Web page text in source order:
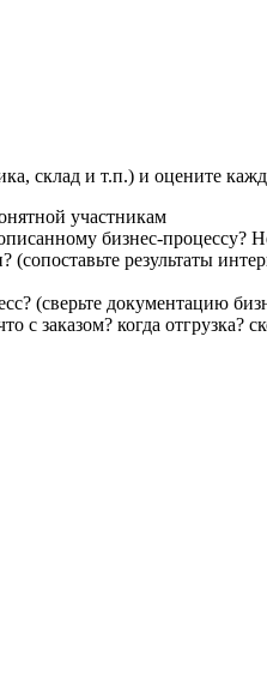
склад и т.п.) и оцените
участникам
бизнес-процессу?
результаты
(сверьте документацию
заказом? когда отгрузка?